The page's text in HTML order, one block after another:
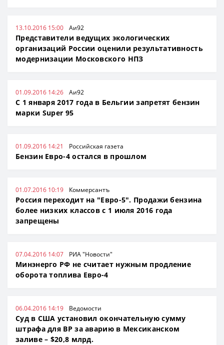
13.10.2016 15:00 Аи92
Представители ведущих экологических
организаций России оценили результативность
модернизации Московского НПЗ
01.09.2016 14:26 Аи92
С 1 января 2017 года в Бельгии запретят бензин
марки Super 95
01.09.2016 14:21 Российская газета
Бензин Евро-4 остался в прошлом
01.07.2016 10:19 Коммерсантъ
Россия переходит на "Евро-5". Продажи бензина
более низких классов с 1 июля 2016 года
запрещены
07.04.2016 14:07 РИА "Новости"
Минэнерго РФ не считает нужным продление
оборота топлива Евро-4
06.04.2016 14:19 Ведомости
Суд в США установил окончательную сумму
штрафа для BP за аварию в Мексиканском
заливе – $20,8 млрд.